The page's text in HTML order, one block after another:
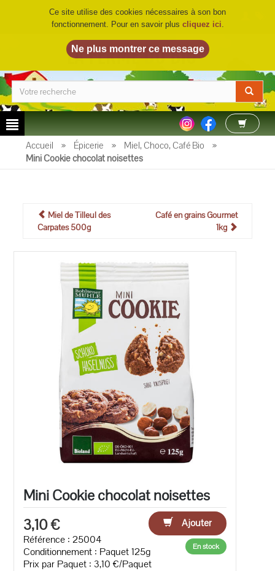
LA FERME DU BIO©
Accueil » Épicerie » Miel, Choco, Café Bio
»
Mini Cookie chocolat noisettes
Miel de Tilleul des
Carpates 500g
Café en grains Gourmet
1kg
Mini Cookie chocolat noisettes
3,10 €
Ajouter
Référence : 25004
Conditionnement : Paquet 125g
Prix par Paquet : 3,10 €/Paquet
En stock
Ce site utilise des cookies nécessaires à son bon
fonctionnement. Pour en savoir plus cliquez ici.